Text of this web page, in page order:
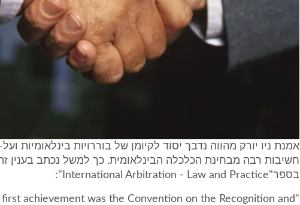
אמנת ניו יורק מהווה נדבך יסוד לקיומן של בוררויות בינלאומיות
חשיבות רבה מבחינת הכלכלה הבינלאומית. כך למשל נכתב בענין
בספר"International Arbitration - Law and Practice":
first achievement was the Convention on the Recognition and